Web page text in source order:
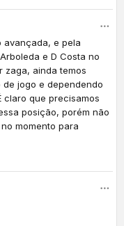
avançada, e pela
e D Costa no
zaga, ainda temos
jogo e dependendo
claro que precisamos
posição, porém não
momento para